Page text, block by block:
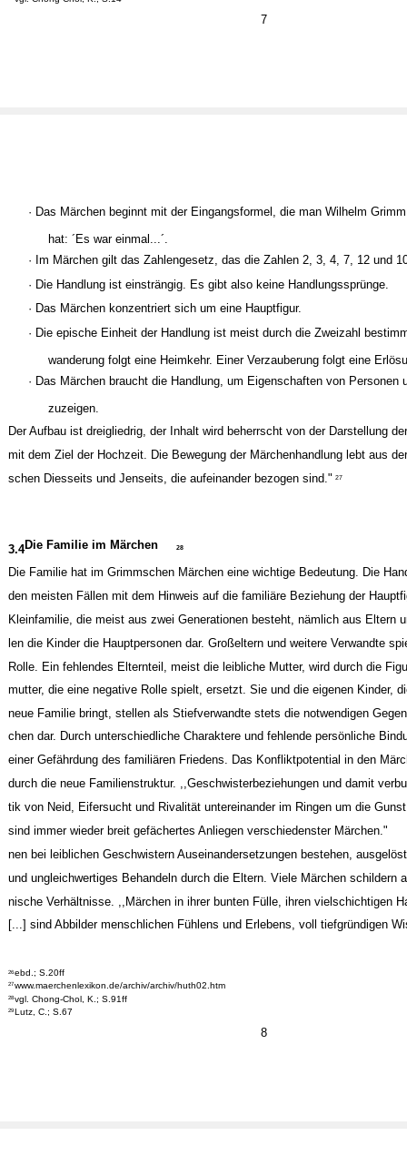
7
8
· Das Märchen beginnt mit der Eingangsformel, die man Wilhelm
hat: ´Es war einmal...´.
· Im Märchen gilt das Zahlengesetz, das die Zahlen 2, 3, 4, 7, 12 und
· Die Handlung ist einsträngig. Es gibt also keine Handlungssprünge.
· Das Märchen konzentriert sich um eine Hauptfigur.
· Die epische Einheit der Handlung ist meist durch die Zweizahl
wanderung folgt eine Heimkehr. Einer Verzauberung folgt eine
· Das Märchen braucht die Handlung, um Eigenschaften von Personen
zuzeigen.
Der Aufbau ist dreigliedrig, der Inhalt wird beherrscht von der Darstellung
mit dem Ziel der Hochzeit. Die Bewegung der Märchenhandlung lebt aus
schen Diesseits und Jenseits, die aufeinander bezogen sind." 27
3.4Die Familie im Märchen 28
Die Familie hat im Grimmschen Märchen eine wichtige Bedeutung. Die
den meisten Fällen mit dem Hinweis auf die familiäre Beziehung der
Kleinfamilie, die meist aus zwei Generationen besteht, nämlich aus Eltern
len die Kinder die Hauptpersonen dar. Großeltern und weitere Verwandte
Rolle. Ein fehlendes Elternteil, meist die leibliche Mutter, wird durch die
mutter, die eine negative Rolle spielt, ersetzt. Sie und die eigenen Kinder,
neue Familie bringt, stellen als Stiefverwandte stets die notwendigen
chen dar. Durch unterschiedliche Charaktere und fehlende persönliche
einer Gefährdung des familiären Friedens. Das Konfliktpotential in den
durch die neue Familienstruktur. ,,Geschwisterbeziehungen und damit
tik von Neid, Eifersucht und Rivalität untereinander im Ringen um die
sind immer wieder breit gefächertes Anliegen verschiedenster Märchen."
nen bei leiblichen Geschwistern Auseinandersetzungen bestehen,
und ungleichwertiges Behandeln durch die Eltern. Viele Märchen schildern
nische Verhältnisse. ,,Märchen in ihrer bunten Fülle, ihren vielschichtigen
[...] sind Abbilder menschlichen Fühlens und Erlebens, voll tiefgründigen
26 ebd.; S.20ff
27 www.maerchenlexikon.de/archiv/archiv/huth02.htm
28 vgl. Chong-Chol, K.; S.91ff
29 Lutz, C.; S.67